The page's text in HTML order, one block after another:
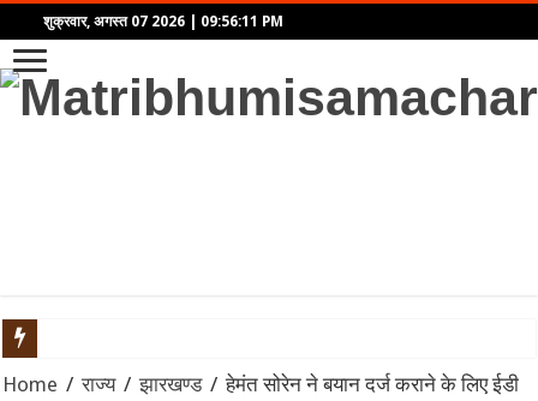
शुक्रवार, अगस्त 07 2026 09:56:11 PM
SGB 2020-21 Series-XI: समय से पहले भुनाने (Premature
Home / राज्य / झारखण्ड / हेमंत सोरेन ने बयान दर्ज कराने के लिए ईडी